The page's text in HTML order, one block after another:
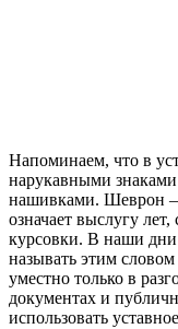
Напоминаем, что в
нарукавными
нашивками. Шеврон —
означает выслугу
курсовки. В наши дни
называть этим
уместно только в
документах и
использовать